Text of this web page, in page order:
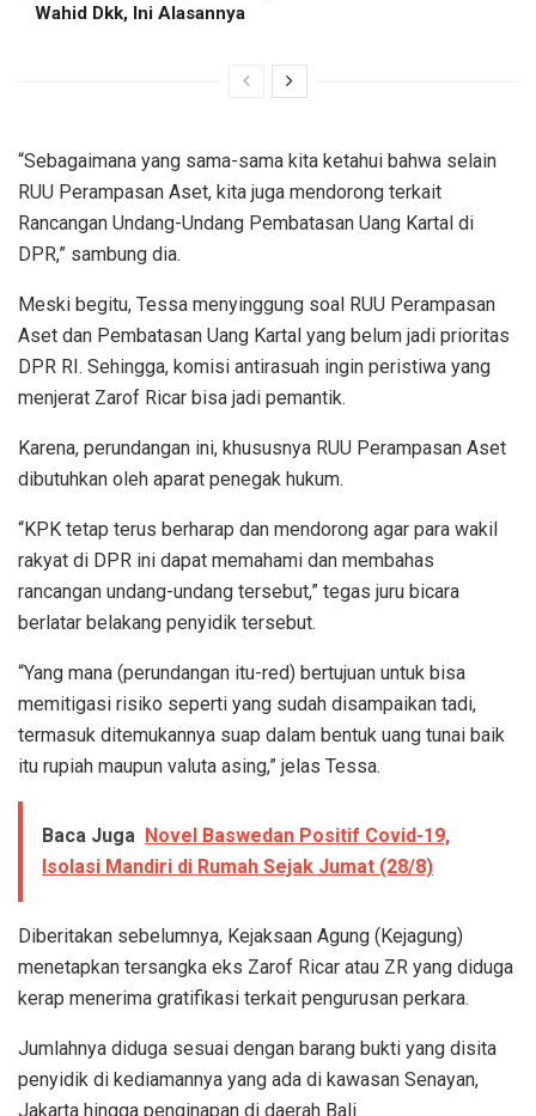
Wahid Dkk, Ini Alasannya
“Sebagaimana yang sama-sama kita ketahui bahwa selain
RUU Perampasan Aset, kita juga mendorong terkait
Rancangan Undang-Undang Pembatasan Uang Kartal di
DPR,” sambung dia.
Meski begitu, Tessa menyinggung soal RUU Perampasan
Aset dan Pembatasan Uang Kartal yang belum jadi prioritas
DPR RI. Sehingga, komisi antirasuah ingin peristiwa yang
menjerat Zarof Ricar bisa jadi pemantik.
Karena, perundangan ini, khususnya RUU Perampasan Aset
dibutuhkan oleh aparat penegak hukum.
“KPK tetap terus berharap dan mendorong agar para wakil
rakyat di DPR ini dapat memahami dan membahas
rancangan undang-undang tersebut,” tegas juru bicara
berlatar belakang penyidik tersebut.
“Yang mana (perundangan itu-red) bertujuan untuk bisa
memitigasi risiko seperti yang sudah disampaikan tadi,
termasuk ditemukannya suap dalam bentuk uang tunai baik
itu rupiah maupun valuta asing,” jelas Tessa.
Baca Juga Novel Baswedan Positif Covid-19,
Isolasi Mandiri di Rumah Sejak Jumat (28/8)
Diberitakan sebelumnya, Kejaksaan Agung (Kejagung)
menetapkan tersangka eks Zarof Ricar atau ZR yang diduga
kerap menerima gratifikasi terkait pengurusan perkara.
Jumlahnya diduga sesuai dengan barang bukti yang disita
penyidik di kediamannya yang ada di kawasan Senayan,
Jakarta hingga penginapan di daerah Bali.